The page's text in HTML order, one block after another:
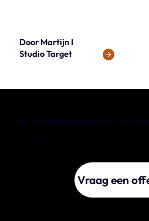
Door Martijn I
Studio Target
Wil je samenwerken met ons
We staan klaar om je te helpen!
Vraag een